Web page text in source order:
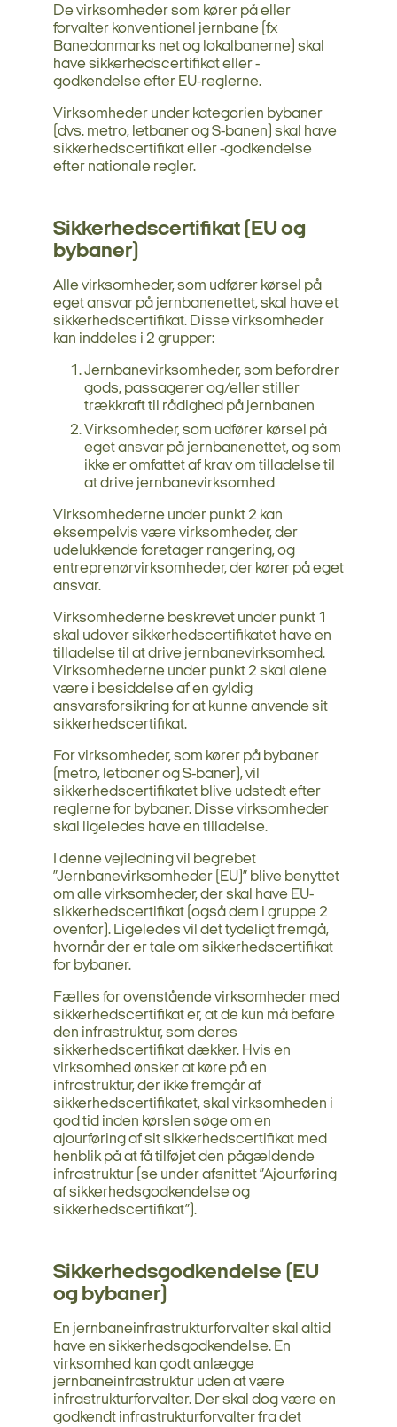
De virksomheder som kører på eller
forvalter konventionel jernbane (fx
Banedanmarks net og lokalbanerne) skal
have sikkerhedscertifikat eller -
godkendelse efter EU-reglerne.
Virksomheder under kategorien bybaner
(dvs. metro, letbaner og S-banen) skal have
sikkerhedscertifikat eller -godkendelse
efter nationale regler.
Sikkerhedscertifikat (EU og
bybaner)
Alle virksomheder, som udfører kørsel på
eget ansvar på jernbanenettet, skal have et
sikkerhedscertifikat. Disse virksomheder
kan inddeles i 2 grupper:
Jernbanevirksomheder, som befordrer
gods, passagerer og/eller stiller
trækkraft til rådighed på jernbanen
Virksomheder, som udfører kørsel på
eget ansvar på jernbanenettet, og som
ikke er omfattet af krav om tilladelse til
at drive jernbanevirksomhed
Virksomhederne under punkt 2 kan
eksempelvis være virksomheder, der
udelukkende foretager rangering, og
entreprenørvirksomheder, der kører på eget
ansvar.
Virksomhederne beskrevet under punkt 1
skal udover sikkerhedscertifikatet have en
tilladelse til at drive jernbanevirksomhed.
Virksomhederne under punkt 2 skal alene
være i besiddelse af en gyldig
ansvarsforsikring for at kunne anvende sit
sikkerhedscertifikat.
For virksomheder, som kører på bybaner
(metro, letbaner og S-baner), vil
sikkerhedscertifikatet blive udstedt efter
reglerne for bybaner. Disse virksomheder
skal ligeledes have en tilladelse.
I denne vejledning vil begrebet
”Jernbanevirksomheder (EU)” blive benyttet
om alle virksomheder, der skal have EU-
sikkerhedscertifikat (også dem i gruppe 2
ovenfor). Ligeledes vil det tydeligt fremgå,
hvornår der er tale om sikkerhedscertifikat
for bybaner.
Fælles for ovenstående virksomheder med
sikkerhedscertifikat er, at de kun må befare
den infrastruktur, som deres
sikkerhedscertifikat dækker. Hvis en
virksomhed ønsker at køre på en
infrastruktur, der ikke fremgår af
sikkerhedscertifikatet, skal virksomheden i
god tid inden kørslen søge om en
ajourføring af sit sikkerhedscertifikat med
henblik på at få tilføjet den pågældende
infrastruktur (se under afsnittet ”Ajourføring
af sikkerhedsgodkendelse og
sikkerhedscertifikat”).
Sikkerhedsgodkendelse (EU
og bybaner)
En jernbaneinfrastrukturforvalter skal altid
have en sikkerhedsgodkendelse. En
virksomhed kan godt anlægge
jernbaneinfrastruktur uden at være
infrastrukturforvalter. Der skal dog være en
godkendt infrastrukturforvalter fra det